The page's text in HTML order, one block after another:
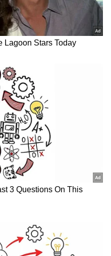
ಕಿಚನ್ ಟಿಪ್ಸ್‌
ಫಾಲೋ ಮಾಡಿ.
ಲಭ್ಯ. ಏಷ್ಯಾನೆಟ್
ಆ್ಯಪ್ ಡೌನ್‌ಲೋಡ್ ಮಾಡಿ
ಪಡೆಯಿರಿ.